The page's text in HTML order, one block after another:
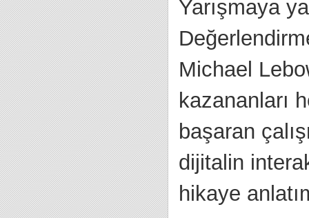
Yarışmaya
Michael
kazananları
başaran
dijitalin
hikaye